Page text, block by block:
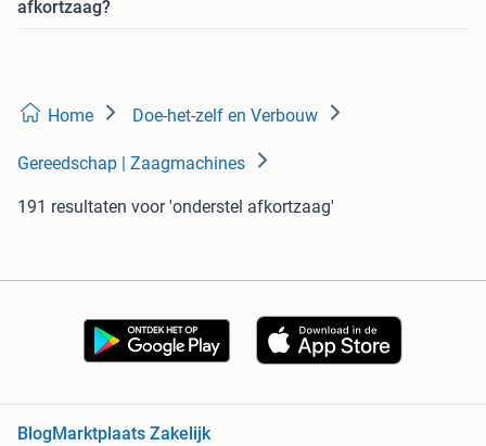
afkortzaag?
Home Doe-het-zelf en Verbouw
Gereedschap | Zaagmachines
191 resultaten voor 'onderstel afkortzaag'
BlogMarktplaats Zakelijk